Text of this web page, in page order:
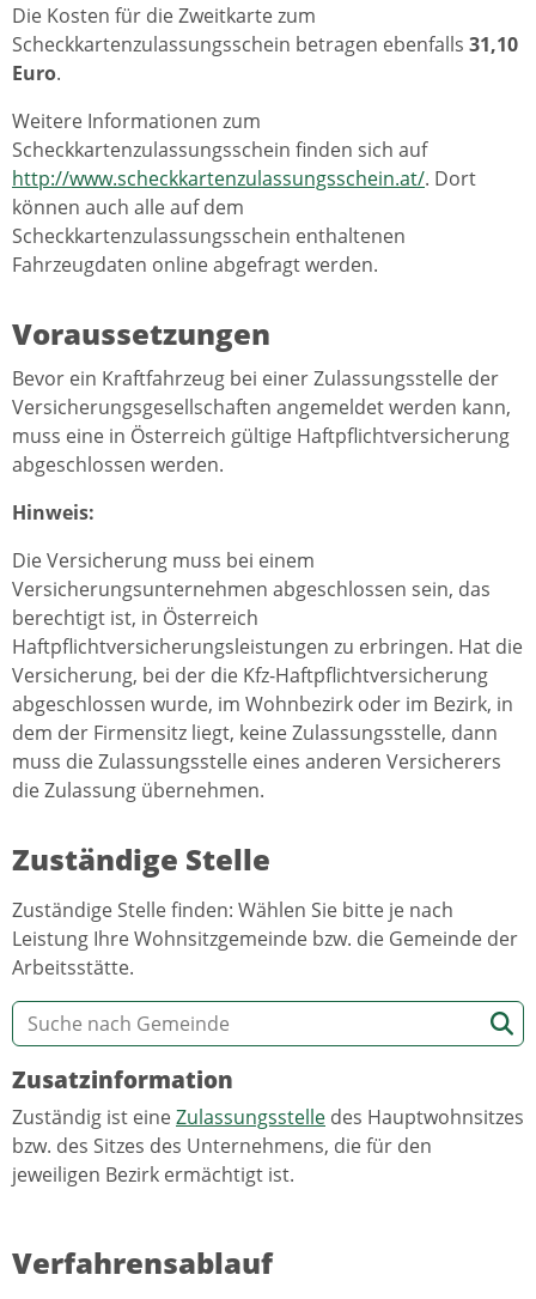
Die Kosten für die Zweitkarte zum
Scheckkartenzulassungsschein betragen ebenfalls 31,10
Euro.
Weitere Informationen zum
Scheckkartenzulassungsschein finden sich auf
http://www.scheckkartenzulassungsschein.at/. Dort
können auch alle auf dem
Scheckkartenzulassungsschein enthaltenen
Fahrzeugdaten online abgefragt werden.
Voraussetzungen
Bevor ein Kraftfahrzeug bei einer Zulassungsstelle der
Versicherungsgesellschaften angemeldet werden kann,
muss eine in Österreich gültige Haftpflichtversicherung
abgeschlossen werden.
Hinweis:
Die Versicherung muss bei einem
Versicherungsunternehmen abgeschlossen sein, das
berechtigt ist, in Österreich
Haftpflichtversicherungsleistungen zu erbringen. Hat die
Versicherung, bei der die Kfz-Haftpflichtversicherung
abgeschlossen wurde, im Wohnbezirk oder im Bezirk, in
dem der Firmensitz liegt, keine Zulassungsstelle, dann
muss die Zulassungsstelle eines anderen Versicherers
die Zulassung übernehmen.
Zuständige Stelle
Zuständige Stelle finden: Wählen Sie bitte je nach
Leistung Ihre Wohnsitzgemeinde bzw. die Gemeinde der
Arbeitsstätte.
Zusatzinformation
Zuständig ist eineZulassungsstelle des Hauptwohnsitzes
bzw. des Sitzes des Unternehmens, die für den
jeweiligen Bezirk ermächtigt ist.
Verfahrensablauf